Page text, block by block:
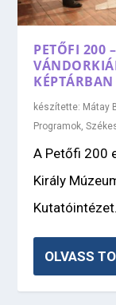
PETŐFI 200
KÉPTÁRBAN
készítette: Mátay
Programok ,
A Petőfi 200
Király
OLVASS